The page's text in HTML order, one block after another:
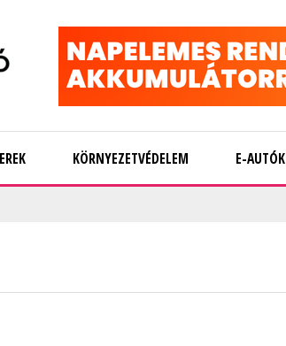
KÖRNYEZETVÉDELEM E-AUTÓK